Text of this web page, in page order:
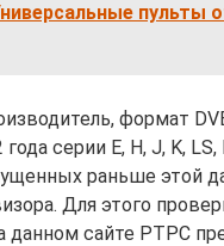
пульты
формат
серии E, H, J, K,
раньше этой
Для этого
сайте РТРС